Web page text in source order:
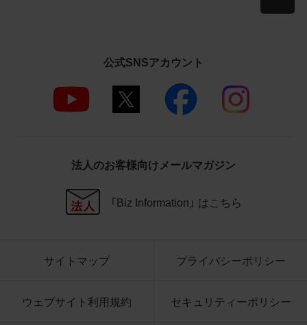
商品写真データ利用規約
お客様は、商品写真データに関する著作権
等の一切の権利が当社に帰属することに同
2.利用許諾
当社商品の販売活動（中古による販売の場
合を除く）に関する広告宣伝又は当社商品
ます。当社からの個別の同意を得た場合を
データを利用することはできません。
公式SNSアカウント
法人のお客様向けメールマガジン
「Biz Information」 はこちら
サイトマップ プライバシーポリシー
ウェブサイト利用規約 セキュリティーポリシー